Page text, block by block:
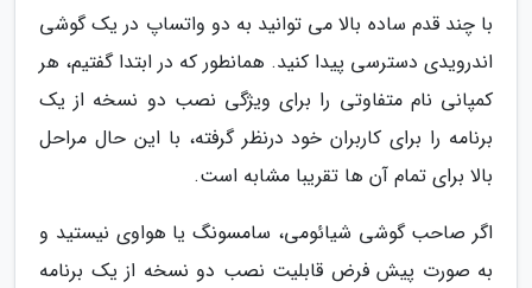
با چند قدم ساده بالا می توانید به دو واتساپ در یک گوشی
اندرویدی دسترسی پیدا کنید. همانطور که در ابتدا گفتیم، هر
کمپانی نام متفاوتی را برای ویژگی نصب دو نسخه از یک
برنامه را برای کاربران خود درنظر گرفته، با این حال مراحل
بالا برای تمام آن ها تقریبا مشابه است.
اگر صاحب گوشی شیائومی، سامسونگ یا هواوی نیستید و
به صورت پیش فرض قابلیت نصب دو نسخه از یک برنامه